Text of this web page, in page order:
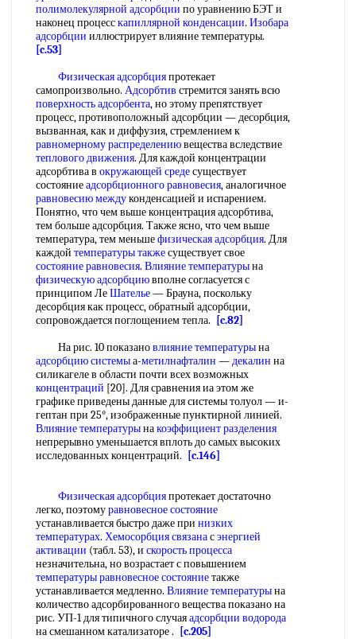
полимолекулярной адсорбции по уравнению БЭТ и
наконец процесскапиллярной конденсации. Изобара
адсорбции иллюстрирует влияние температуры.
[c.53]
Физическая адсорбцияпротекает
самопроизвольно. Адсорбтив стремится занять всю
поверхность адсорбента, но этому препятствует
процесс, противоположный адсорбции — десорбция,
вызванная, как и диффузия, стремлением к
равномерному распределениювещества вследствие
теплового движения. Для каждой концентрации
адсорбтива в окружающей средесуществует
состояниеадсорбционного равновесия, аналогичное
равновесию междуконденсацией и испарением.
Понятно, что чем выше концентрация адсорбтива,
тем больше адсорбция. Также ясно, что чем выше
температура, тем меньшефизическая адсорбция. Для
каждой температуры такжесуществует свое
состояние равновесия. Влияние температурына
физическую адсорбциювполне согласуется с
принципом ЛеШателье— Брауна, поскольку
десорбция как процесс, обратный адсорбции,
сопровождается поглощением тепла.
[c.82]
На рис. 10 показановлияние температурына
адсорбцию системыа-метилнафталин —декалин на
силикагеле в области почти всех возможных
концентраций [20]. Для сравнения иа этом же
графике приведены данные для системы толуол — и-
гептан при 25°, изображенные пунктирной линией.
Влияние температурынакоэффициент разделения
непрерывно уменьшается вплоть до самых высоких
исследованных концентраций.
[c.146]
Физическая адсорбцияпротекает достаточно
легко, поэтомуравновесное состояние
устанавливается быстро даже при низких
температурах. Хемосорбция связанасэнергией
активации (табл. 53), и скорость процесса
незначительна, но возрастает с повышением
температуры равновесное состояниетакже
устанавливается медленно. Влияние температурына
количество адсорбированного вещества показано на
рис. УП-1 для типичного случаяадсорбции водорода
на смешанном катализаторе .
[c.205]